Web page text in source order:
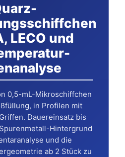
LECO und
0,5-mL-Mikroschiffchen
in Profilen mit
Dauereinsatz bis
Hintergrund
und die
ab 2 Stück zu